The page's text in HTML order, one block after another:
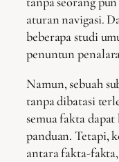
aturan navigasi.
beberapa studi
penuntun
Namun, sebuah
tanpa dibatasi
semua fakta
panduan. Tetapi,
antara fakta-